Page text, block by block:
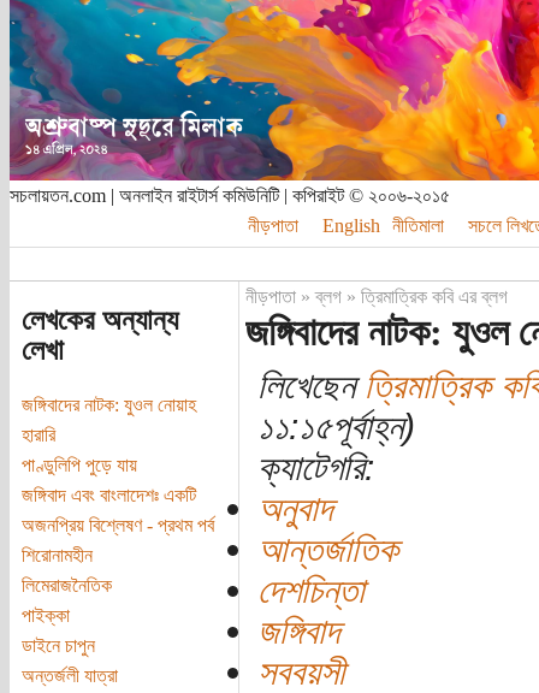
সচলায়তন.com | অনলাইন রাইটার্স কমিউনিটি | কপিরাইট © ২০০৬-২০১৫
নীড়পাতা
English নীতিমালা সচলে
লেখকের অন্যান্য
লেখা
জঙ্গিবাদের নাটক: যুওল নোয়াহ
হারারি
পাণ্ডুলিপি পুড়ে যায়
জঙ্গিবাদ এবং বাংলাদেশঃ একটি
অজনপ্রিয় বিশ্লেষণ - প্রথম পর্ব
শিরোনামহীন
লিমেরাজনৈতিক
পাইক্কা
ডাইনে চাপুন
অন্তর্জলী যাত্রা
নীড়পাতা»ব্লগ» ত্রিমাত্রিক কবি এর ব্লগ
জঙ্গিবাদের নাটক: যুওল
লিখেছেনত্রিমাত্রিক
১১:১৫পূর্বাহ্ন)
ক্যাটেগরি:
অনুবাদ
আন্তর্জাতিক
দেশচিন্তা
জঙ্গিবাদ
সববয়সী